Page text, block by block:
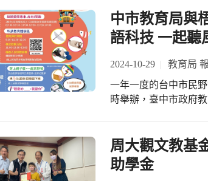
教學場域。 光正國小阮志偉校長表示，代表全體師生與家長，感謝市府的補助及民
代與地方仕紳的關心
整個教學環境設施將
英,身為家長會 長與有榮焉並盡全力支持學校,校慶籌劃期間特別感謝盧市長、教育
局與校長跟學校 咁 團隊、志工隊及社區賢達的幫忙,讓校慶圓滿成功。 校長柯杏燕
表示,這幾年學校在教育局
笛隊參加全國音樂比賽榮獲
全中運也取得第四名佳績,學
達到75%,學生多元適性發展,
校慶系列活動從今年10月起陸
志工及全校師生回校
等、也不能省！」盧
校舍接二連三開工及
先動土改建，今年10
清水區清水國中今天
原區豐東國中、清水
中的老舊校舍將改建
孩子開心。 盧市長說，她特別重視教育，台中市教育預算占市府總預算比最高，也
舍；另外還有「給孩
給孩子們良好的教育環境。 蔣局長則說，清水國中原校舍設施設備己
安全上的疑慮，市府
中市教育局與
語科技 一起聽
2024-10-29 教育局
一年一度的台中市民
時舉辦，臺中市政府
技中心及英語愛閱專
玩，讓家長及孩子們
重要性。 教育局長蔣
周大觀文教基
助學金